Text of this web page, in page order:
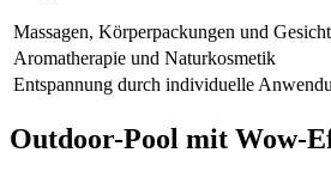
Massagen, Körperpackungen und
Aromatherapie und Naturkosmetik
Entspannung durch individuelle
Outdoor-Pool mit Wow-